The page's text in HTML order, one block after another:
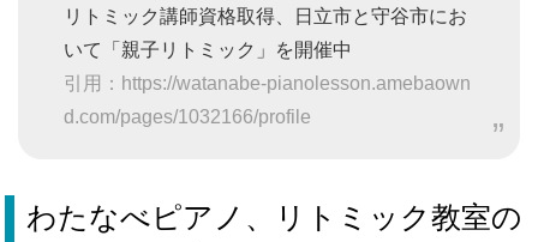
リトミック講師資格取得、日立市と守谷市にお
いて「親子リトミック」を開催中
引用：https://watanabe-pianolesson.amebaown
d.com/pages/1032166/profile
わたなべピアノ、リトミック教室の